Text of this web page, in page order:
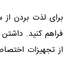
برای لذت بردن از
فراهم کنید.
از تجهیزات